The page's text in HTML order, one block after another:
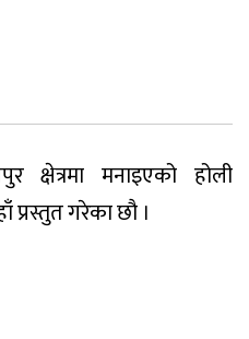
क्षेत्रमा मनाइएको होली
प्रस्तुत गरेका छौ ।